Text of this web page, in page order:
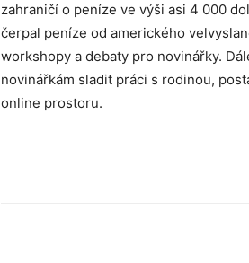
zahraničí o peníze ve výši asi 4 000
čerpal peníze od amerického
workshopy a debaty pro novinářky.
novinářkám sladit práci s rodinou,
online prostoru.